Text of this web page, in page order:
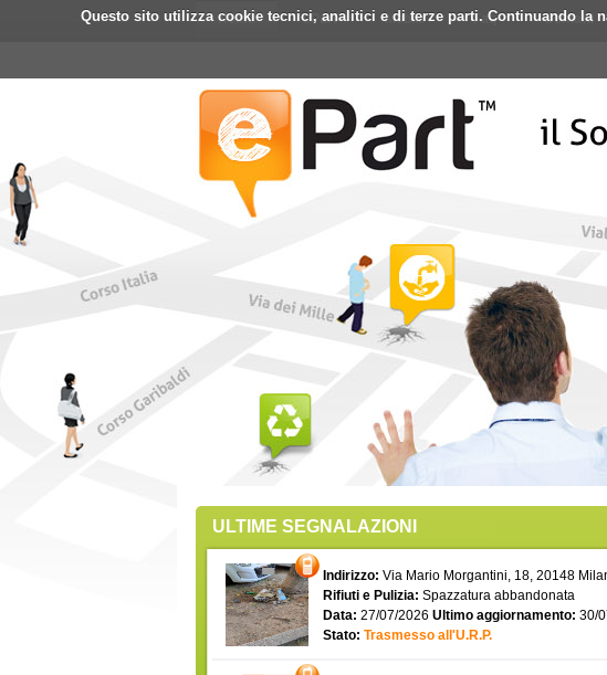
Questo sito utilizza cookie tecnici, analitici e di terze parti. Continuando la
Home ePart Mobile Faq Contatti
ULTIME SEGNALAZIONI
Indirizzo: Via Mario Morgantini, 18, 20148
Rifiuti e Pulizia: Spazzatura abbandonata
Data: 27/07/2026 Ultimo aggiornamento: 30/
Stato: Trasmesso all'U.R.P.